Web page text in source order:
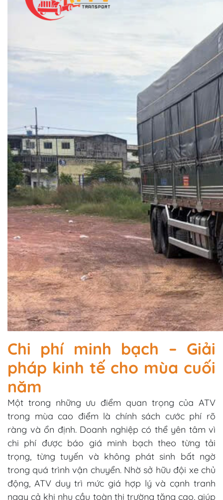
Chi phí minh bạch – Giải
pháp kinh tế cho mùa cuối
năm
Một trong những ưu điểm quan trọng của ATV
trong mùa cao điểm là chính sách cước phí rõ
ràng và ổn định. Doanh nghiệp có thể yên tâm vì
chi phí được báo giá minh bạch theo từng tải
trọng, từng tuyến và không phát sinh bất ngờ
trong quá trình vận chuyển. Nhờ sở hữu đội xe chủ
động, ATV duy trì mức giá hợp lý và cạnh tranh
ngay cả khi nhu cầu toàn thị trường tăng cao, giúp